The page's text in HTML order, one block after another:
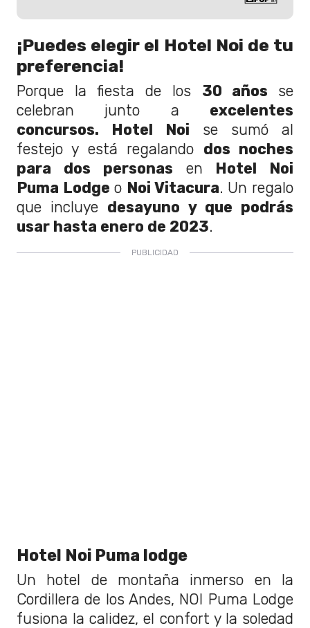
¡Puedes elegir el Hotel Noi de tu
preferencia!
Porque la fiesta de los 30 años se
celebran junto a excelentes
concursos. Hotel Noi se sumó al
festejo y está regalando dos noches
para dos personas en Hotel Noi
Puma Lodge o Noi Vitacura. Un regalo
que incluye desayuno y que podrás
usar hasta enero de 2023.
Hotel Noi Puma lodge
Un hotel de montaña inmerso en la
Cordillera de los Andes, NOI Puma Lodge
fusiona la calidez, el confort y la soledad